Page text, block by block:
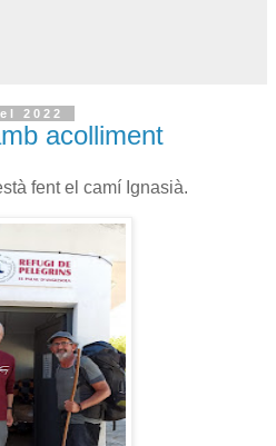
2022
acolliment
fent el camí Ignasià.